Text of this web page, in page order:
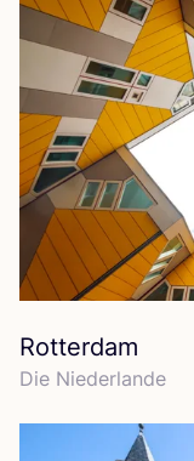
Rotterdam
Die Nie­der­lan­de